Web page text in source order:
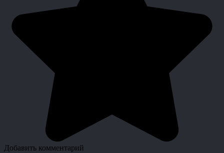
Добавить комментарий